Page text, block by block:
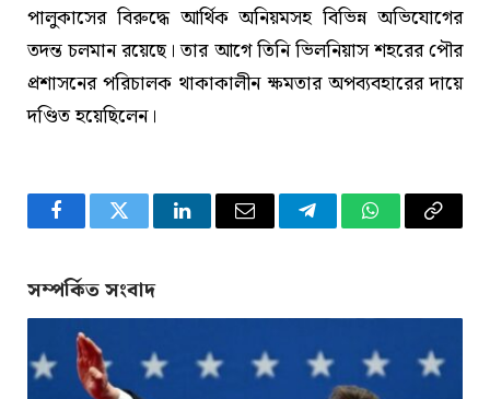
পালুকাসের বিরুদ্ধে আর্থিক অনিয়মসহ বিভিন্ন অভিযোগের
তদন্ত চলমান রয়েছে। তার আগে তিনি ভিলনিয়াস শহরের পৌর
প্রশাসনের পরিচালক থাকাকালীন ক্ষমতার অপব্যবহারের দায়ে
দণ্ডিত হয়েছিলেন।
FacebookTwitter LinkedInEmail TelegramWhatsApp
Copy
সম্পর্কিত সংবাদ